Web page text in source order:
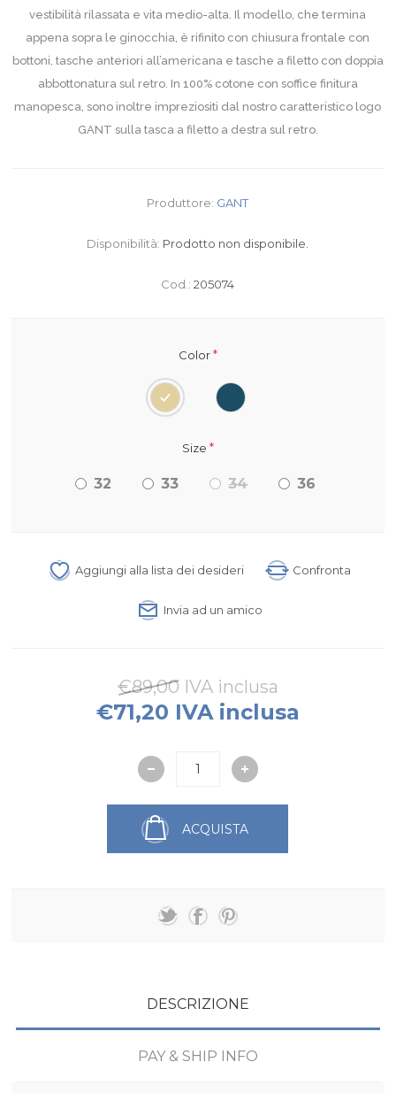
vestibilità rilassata e vita medio-alta. Il modello, che termina
appena sopra le ginocchia, è rifinito con chiusura frontale con
bottoni, tasche anteriori all’americana e tasche a filetto con doppia
abbottonatura sul retro. In 100% cotone con soffice finitura
manopesca, sono inoltre impreziositi dal nostro caratteristico logo
GANT sulla tasca a filetto a destra sul retro.
Produttore: GANT
Disponibilità: Prodotto non disponibile.
Cod.: 205074
Color*
Size *
32 33 34 36
Aggiungi alla lista dei desideri Confronta
Invia ad un amico
€89,00 IVA inclusa
€71,20 IVA inclusa
ACQUISTA
DESCRIZIONE
PAY & SHIP INFO